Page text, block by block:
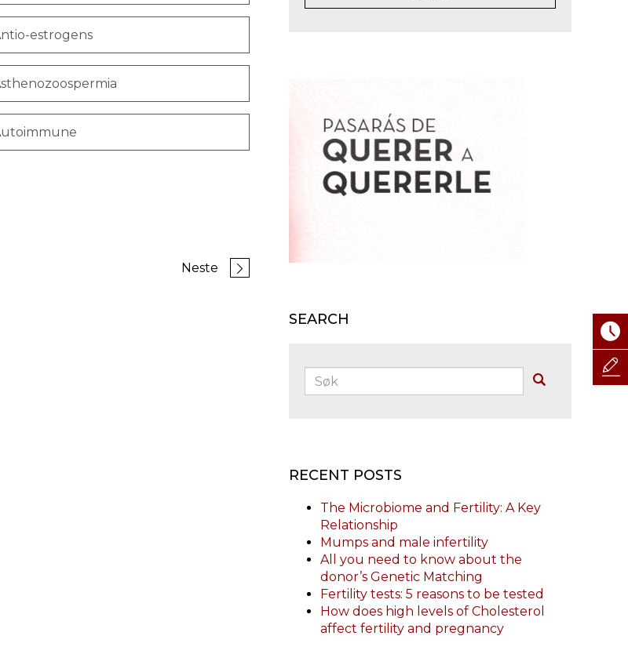
Antio-estrogens
Asthenozoospermia
Autoimmune
Neste
SEARCH
Søk:
RECENT POSTS
The Microbiome and Fertility: A Key
Relationship
Mumps and male infertility
All you need to know about the
donor’s Genetic Matching
Fertility tests: 5 reasons to be tested
How does high levels of Cholesterol
affect fertility and pregnancy